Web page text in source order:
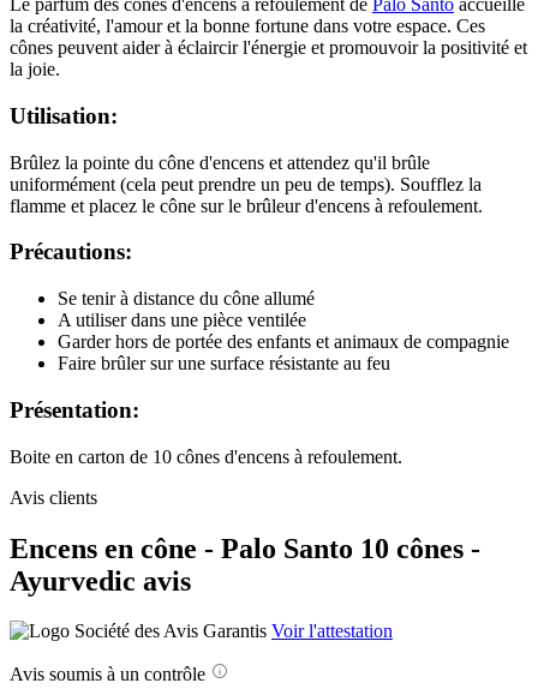
Le parfum des cônes d'encens à refoulement de Palo Santo accueille
la créativité, l'amour et la bonne fortune dans votre espace. Ces
cônes peuvent aider à éclaircir l'énergie et promouvoir la positivité et
la joie.
Utilisation:
Brûlez la pointe du cône d'encens et attendez qu'il brûle
uniformément (cela peut prendre un peu de temps). Soufflez la
flamme et placez le cône sur le brûleur d'encens à refoulement.
Précautions:
Se tenir à distance du cône allumé
A utiliser dans une pièce ventilée
Garder hors de portée des enfants et animaux de compagnie
Faire brûler sur une surface résistante au feu
Présentation:
Boite en carton de 10 cônes d'encens à refoulement.
Avis clients
Encens en cône - Palo Santo 10 cônes -
Ayurvedic avis
Voir l'attestation
Avis soumis à un contrôle